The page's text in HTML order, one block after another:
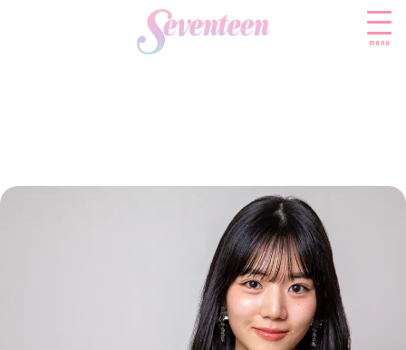
menu
FASHION
ヘアアレンジ・ヘアケア
ENTERTAINMENT